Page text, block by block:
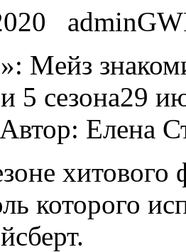
Мeйз
5 сезона29
Елена
которого